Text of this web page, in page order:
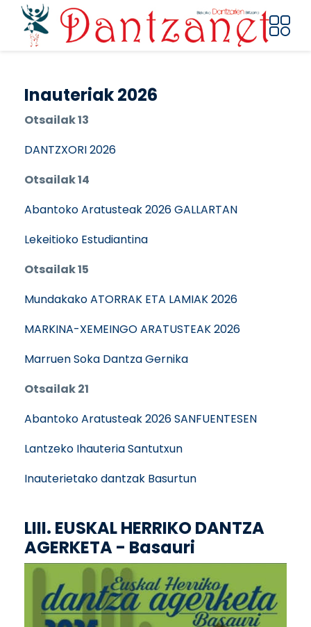
Pasar al contenido principal
Inauteriak 2026
Otsailak 13
DANTZXORI 2026
Otsailak 14
Abantoko Aratusteak 2026 GALLARTAN
Lekeitioko Estudiantina
Otsailak 15
Mundakako ATORRAK ETA LAMIAK 2026
MARKINA-XEMEINGO ARATUSTEAK 2026
Marruen Soka Dantza Gernika
Otsailak 21
Abantoko Aratusteak 2026 SANFUENTESEN
Lantzeko Ihauteria Santutxun
Inauterietako dantzak Basurtun
LIII. EUSKAL HERRIKO DANTZA
AGERKETA - Basauri